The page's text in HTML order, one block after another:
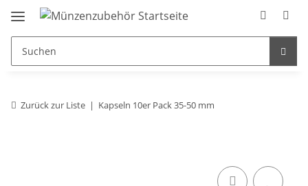
Zurück zur Liste Kapseln 10er Pack 35-50 mm